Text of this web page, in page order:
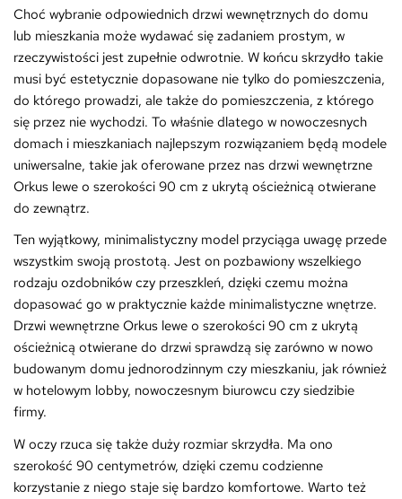
Choć wybranie odpowiednich drzwi wewnętrznych do domu
lub mieszkania może wydawać się zadaniem prostym, w
rzeczywistości jest zupełnie odwrotnie. W końcu skrzydło takie
musi być estetycznie dopasowane nie tylko do pomieszczenia,
do którego prowadzi, ale także do pomieszczenia, z którego
się przez nie wychodzi. To właśnie dlatego w nowoczesnych
domach i mieszkaniach najlepszym rozwiązaniem będą modele
uniwersalne, takie jak oferowane przez nas drzwi wewnętrzne
Orkus lewe o szerokości 90 cm z ukrytą ościeżnicą otwierane
do zewnątrz.
Ten wyjątkowy, minimalistyczny model przyciąga uwagę przede
wszystkim swoją prostotą. Jest on pozbawiony wszelkiego
rodzaju ozdobników czy przeszkleń, dzięki czemu można
dopasować go w praktycznie każde minimalistyczne wnętrze.
Drzwi wewnętrzne Orkus lewe o szerokości 90 cm z ukrytą
ościeżnicą otwierane do drzwi sprawdzą się zarówno w nowo
budowanym domu jednorodzinnym czy mieszkaniu, jak również
w hotelowym lobby, nowoczesnym biurowcu czy siedzibie
firmy.
W oczy rzuca się także duży rozmiar skrzydła. Ma ono
szerokość 90 centymetrów, dzięki czemu codzienne
korzystanie z niego staje się bardzo komfortowe. Warto też